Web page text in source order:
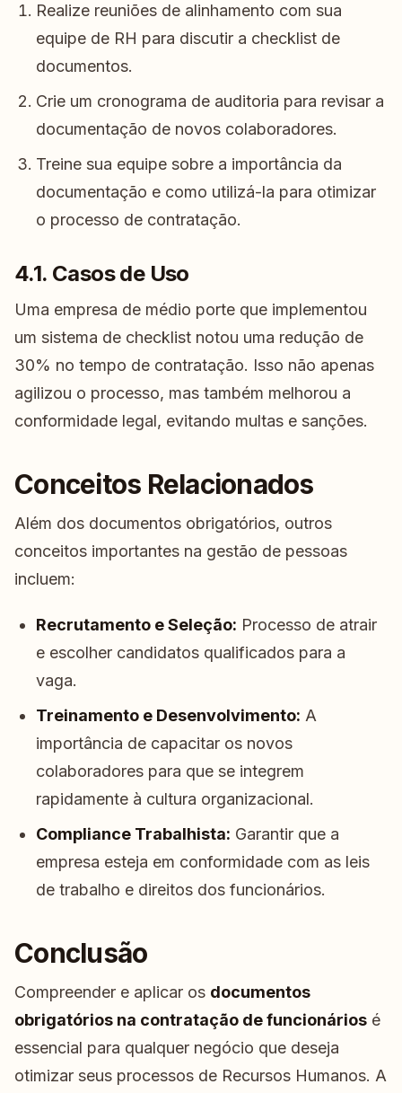
Realize reuniões de alinhamento com sua
equipe de RH para discutir a checklist de
documentos.
Crie um cronograma de auditoria para revisar a
documentação de novos colaboradores.
Treine sua equipe sobre a importância da
documentação e como utilizá-la para otimizar
o processo de contratação.
4.1. Casos de Uso
Uma empresa de médio porte que implementou
um sistema de checklist notou uma redução de
30% no tempo de contratação. Isso não apenas
agilizou o processo, mas também melhorou a
conformidade legal, evitando multas e sanções.
Conceitos Relacionados
Além dos documentos obrigatórios, outros
conceitos importantes na gestão de pessoas
incluem:
Recrutamento e Seleção: Processo de atrair
e escolher candidatos qualificados para a
vaga.
Treinamento e Desenvolvimento: A
importância de capacitar os novos
colaboradores para que se integrem
rapidamente à cultura organizacional.
Compliance Trabalhista: Garantir que a
empresa esteja em conformidade com as leis
de trabalho e direitos dos funcionários.
Conclusão
Compreender e aplicar os documentos
obrigatórios na contratação de funcionários é
essencial para qualquer negócio que deseja
otimizar seus processos de Recursos Humanos. A